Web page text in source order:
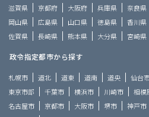
滋賀県
京都府 大阪府 兵庫県 奈良県
岡山県
広島県 山口県 徳島県 香川県
佐賀県
長崎県 熊本県 大分県 宮崎県
政令指定都市から探す
札幌市 道北 道東 道南 道央 仙台
東京市部
千葉市 横浜市 川崎市 相模
名古屋市
京都市 大阪市 堺市 神戸市